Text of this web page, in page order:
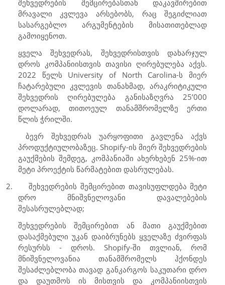
შეხვედრების შემცირებასთან დაკავშირებით
მრავალი კვლევა არსებობს, რაც შეგიძლიათ
სასარგებლო არგუმენტების მისათითებლად
გამოიყენოთ.
ყველა შეხვედრას, შეხვედრისთვის დახარჯულ
დროს კომპანიისთვის თავისი ღირებულება აქვს.
2022 წელს University of North Carolina-ს მიერ
ჩატარებული კვლევის თანახმად, არაკრიტიკული
შეხვედრის ღირებულება განისაზღვრა 25’000
დოლარად, თითოეულ თანამშრომელზე ერთი
წლის ჭრილში.
ბევრ შეხვედრას უარყოფითი გავლენა აქვს
პროდუქტიულობაზეც. Shopify-ის მიერ შეხვედრების
გაუქმების შემდეგ, კომპანიაში ახერხებენ 25%-ით
მეტი პროექტის წარმატებით დასრულებას.
2.
შეხვედრების შემცირებით თავისუფლდება მეტი
დრო მნიშვნელოვანი დავალებების
შესასრულებლად;
შეხვედრების შემცირებით ან მათი გაუქმებით
დასაქმებული უკან დაიბრუნებს ყველაზე ძვირფას
რესურსს - დროს.Shopify-ში თვლიან, რომ
მნიშვნელოვანია თანამშრომელს ჰქონდეს
შესაძლებლობა თავად განკარგოს საკუთარი დრო
და დაუთმოს ის მისთვის და კომპანიისთვის